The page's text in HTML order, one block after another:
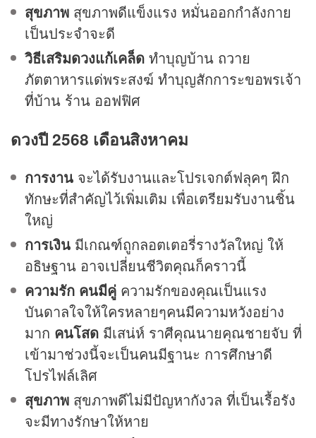
สุขภาพ สุขภาพดีแข็งแรง หมั่นออกกำลังกาย
เป็นประจำจะดี
วิธีเสริมดวงแก้เคล็ด ทำบุญบ้าน ถวาย
ภัตตาหารแด่พระสงฆ์ ทำบุญสักการะขอพรเจ้า
ที่บ้าน ร้าน ออฟฟิศ
ดวงปี 2568 เดือนสิงหาคม
การงาน จะได้รับงานและโปรเจกต์ฟลุคๆ ฝึก
ทักษะที่สำคัญไว้เพิ่มเติม เพื่อเตรียมรับงานชิ้น
ใหญ่
การเงิน มีเกณฑ์ถูกลอตเตอรี่รางวัลใหญ่ ให้
อธิษฐาน อาจเปลี่ยนชีวิตคุณก็คราวนี้
ความรัก คนมีคู่ ความรักของคุณเป็นแรง
บันดาลใจให้ใครหลายๆคนมีความหวังอย่าง
มาก คนโสด มีเสน่ห์ ราศีคุณนายคุณชายจับ ที่
เข้ามาช่วงนี้จะเป็นคนมีฐานะ การศึกษาดี
โปรไฟล์เลิศ
สุขภาพ สุขภาพดีไม่มีปัญหากังวล ที่เป็นเรื้อรัง
จะมีทางรักษาให้หาย